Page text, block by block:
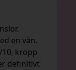
en vän.
kropp
definitivt